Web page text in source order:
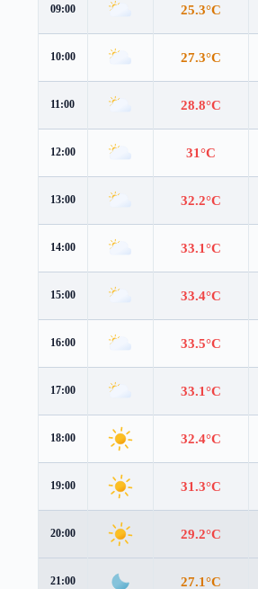
09:00 25.3°C
10:00 27.3°C
11:00 28.8°C
12:00 31°C
13:00 32.2°C
14:00 33.1°C
15:00 33.4°C
16:00 33.5°C
17:00 33.1°C
18:00 32.4°C
19:00 31.3°C
20:00 29.2°C
21:00 27.1°C